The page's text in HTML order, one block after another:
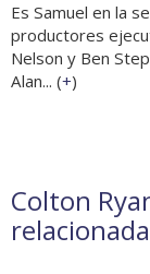
Es Samuel en la
productores
Nelson y Ben
Alan... (+)
Colton